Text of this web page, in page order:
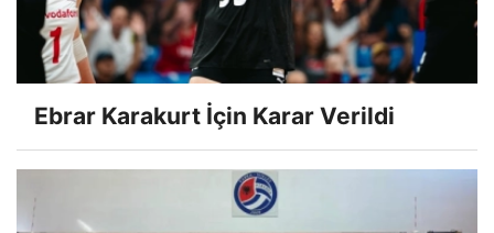
Ebrar Karakurt İçin Karar Verildi